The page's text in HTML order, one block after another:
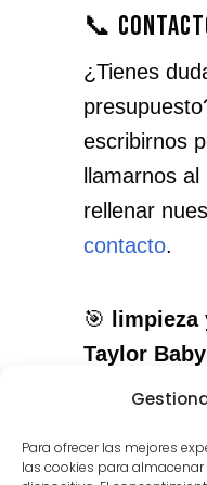
Para ofrecer las mejores
las cookies para
📞
¿Tienes
escribirnos
llamarnos al
rellenar
contacto.
🎯
Taylor
el servicio
instrumento.